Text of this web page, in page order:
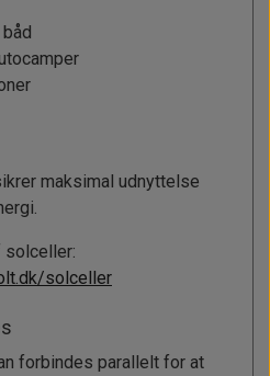
maksimal udnyttelse
solceller:
solceller
forbindes parallelt for at